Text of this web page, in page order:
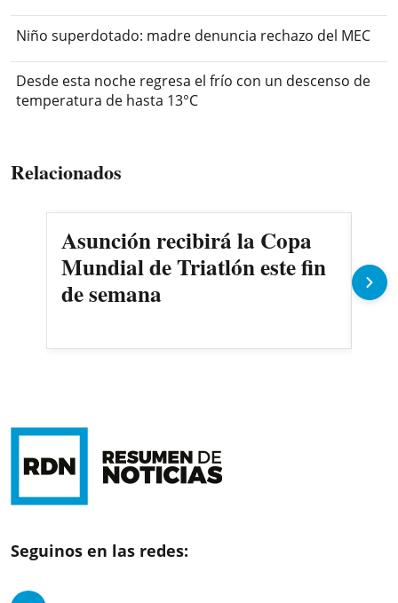
Niño superdotado: madre denuncia rechazo del MEC
Desde esta noche regresa el frío con un descenso de
temperatura de hasta 13°C
Relacionados
Asunción recibirá la Copa
Mundial de Triatlón este fin
de semana
la
Seguinos en las redes: